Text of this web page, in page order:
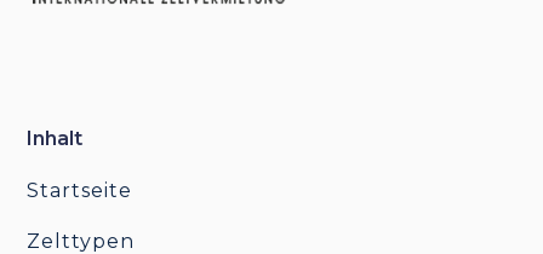
Inhalt
Startseite
Zelttypen